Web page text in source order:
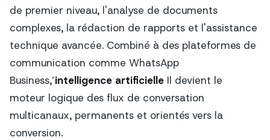
de premier niveau, l'analyse de documents
complexes, la rédaction de rapports et l'assistance
technique avancée. Combiné à des plateformes de
communication comme WhatsApp
Business,’intelligence artificielle Il devient le
moteur logique des flux de conversation
multicanaux, permanents et orientés vers la
conversion.